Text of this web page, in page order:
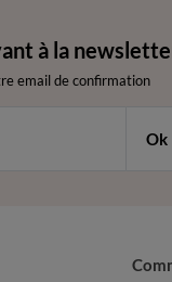
à la
email de confirmation
Ok